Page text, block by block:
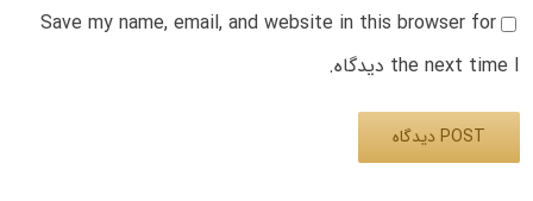
Save my name, email, and website in this browser for
the next time I دیدگاه.